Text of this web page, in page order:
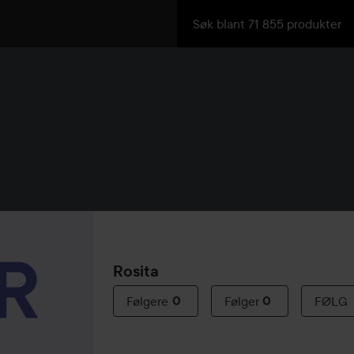
Rosita
Følgere 0 Følger 0 FØLG